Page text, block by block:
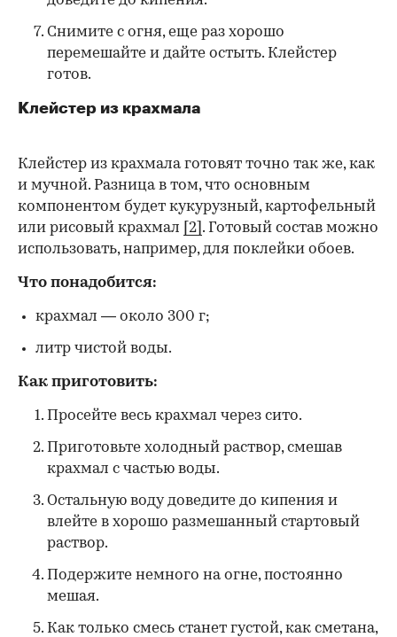
Снимите с огня, еще раз хорошо
перемешайте и дайте остыть. Клейстер
готов.
Клейстер из крахмала
Клейстер из крахмала готовят точно так же, как
и мучной. Разница в том, что основным
компонентом будет кукурузный, картофельный
или рисовый крахмал
[2] . Готовый состав можно
использовать, например, для поклейки обоев.
Что понадобится:
крахмал — около 300 г;
литр чистой воды.
Как приготовить:
Просейте весь крахмал через сито.
Приготовьте холодный раствор, смешав
крахмал с частью воды.
Остальную воду доведите до кипения и
влейте в хорошо размешанный стартовый
раствор.
Подержите немного на огне, постоянно
мешая.
Как только смесь станет густой, как сметана,